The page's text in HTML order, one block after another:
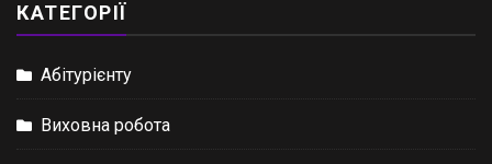
КАТЕГОРІЇ
Абітурієнту
Виховна робота